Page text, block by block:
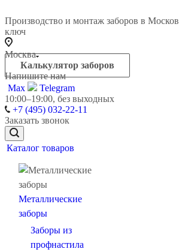
Производство и монтаж заборов в
ключ
Москва
Калькулятор заборов
Напишите нам
Max
Telegram
10:00–19:00, без выходных
+7 (495) 032-22-11
Заказать звонок
Каталог товаров
Металлические
заборы
Заборы из
профнастила